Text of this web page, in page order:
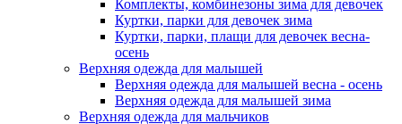
Комплекты, комбинезоны зима для девочек
Куртки, парки для девочек зима
Куртки, парки, плащи для девочек весна-
осень
Верхняя одежда для малышей
Верхняя одежда для малышей весна - осень
Верхняя одежда для малышей зима
Верхняя одежда для мальчиков